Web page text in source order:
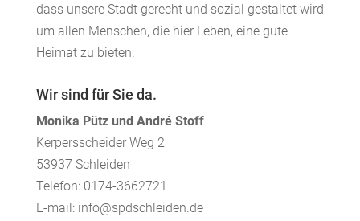
dass unsere Stadt gerecht und sozial gestaltet wird
um allen Menschen, die hier Leben, eine gute
Heimat zu bieten.
Wir sind für Sie da.
Monika Pütz und André Stoff
Kerpersscheider Weg 2
53937 Schleiden
Telefon: 0174-3662721
E-mail: info@spdschleiden.de